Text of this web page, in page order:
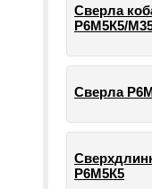
Сверла
Р6М5К5/
Сверла
Р6М5К5